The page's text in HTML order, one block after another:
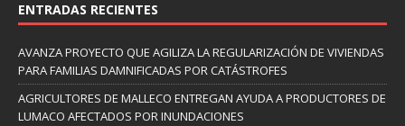
ENTRADAS RECIENTES
AVANZA PROYECTO QUE AGILIZA LA REGULARIZACIÓN DE VIVIENDAS
PARA FAMILIAS DAMNIFICADAS POR CATÁSTROFES
AGRICULTORES DE MALLECO ENTREGAN AYUDA A PRODUCTORES DE
LUMACO AFECTADOS POR INUNDACIONES